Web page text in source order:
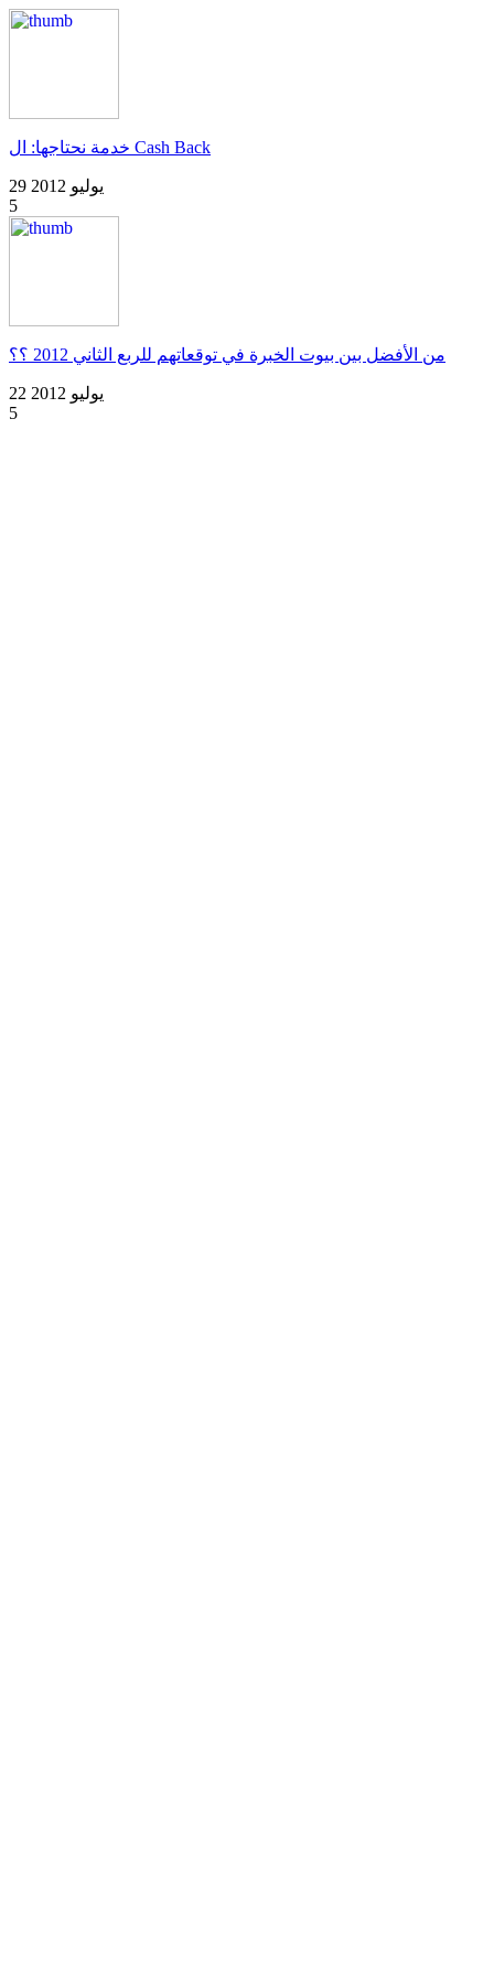
خدمة نحتاجها: ال Cash Back
29 يوليو 2012
5
من الأفضل بين بيوت الخبرة في توقعاتهم للربع الثاني 2012 ؟؟
22 يوليو 2012
5